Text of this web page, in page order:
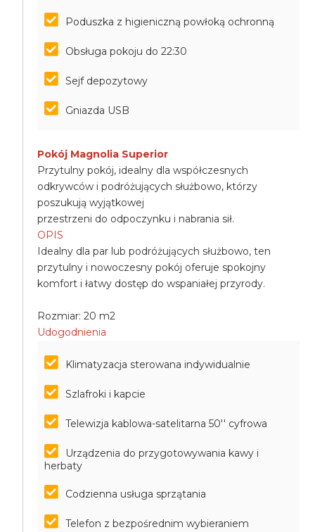
Poduszka z higieniczną powłoką ochronną
Obsługa pokoju do 22:30
Sejf depozytowy
Gniazda USB
Pokój Magnolia Superior
Przytulny pokój, idealny dla współczesnych
odkrywców i podróżujących służbowo, którzy
poszukują wyjątkowej
przestrzeni do odpoczynku i nabrania sił.
OPIS
Idealny dla par lub podróżujących służbowo, ten
przytulny i nowoczesny pokój oferuje spokojny
komfort i łatwy dostęp do wspaniałej przyrody.
Rozmiar: 20 m2
Udogodnienia
Klimatyzacja sterowana indywidualnie
Szlafroki i kapcie
Telewizja kablowa-satelitarna 50'' cyfrowa
Urządzenia do przygotowywania kawy i
herbaty
Codzienna usługa sprzątania
Telefon z bezpośrednim wybieraniem